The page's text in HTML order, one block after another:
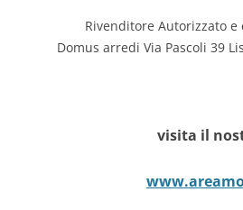
Rivenditore Autorizzato e
Domus arredi Via Pascoli 39
visita il